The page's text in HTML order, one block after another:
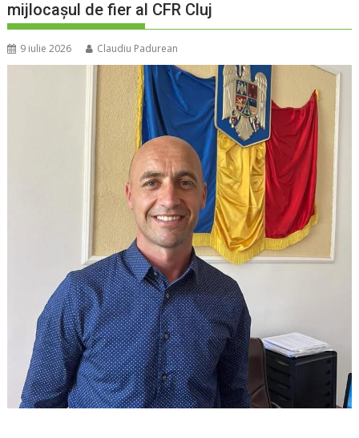
mijlocașul de fier al CFR Cluj
9 iulie 2026 Claudiu Padurean